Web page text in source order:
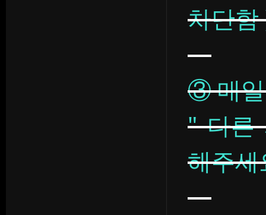
차단함
③ 매일
" 다른
해주